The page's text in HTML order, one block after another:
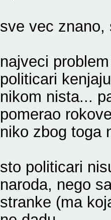
sve vec znano,
najveci
politicari
nikom nista...
pomerao
niko zbog toga
sto politicari
naroda, nego
stranke (ma